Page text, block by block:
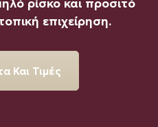
ρίσκο και προσιτό
επιχείρηση.
Και Τιμές